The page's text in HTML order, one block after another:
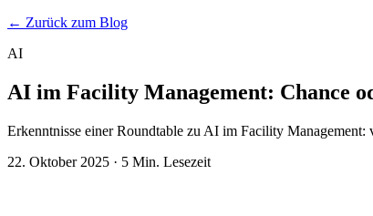
← Zurück zum Blog
AI
AI im Facility Management: Chance
Erkenntnisse einer Roundtable zu AI im Facility Management:
22. Oktober 2025 · 5 Min. Lesezeit